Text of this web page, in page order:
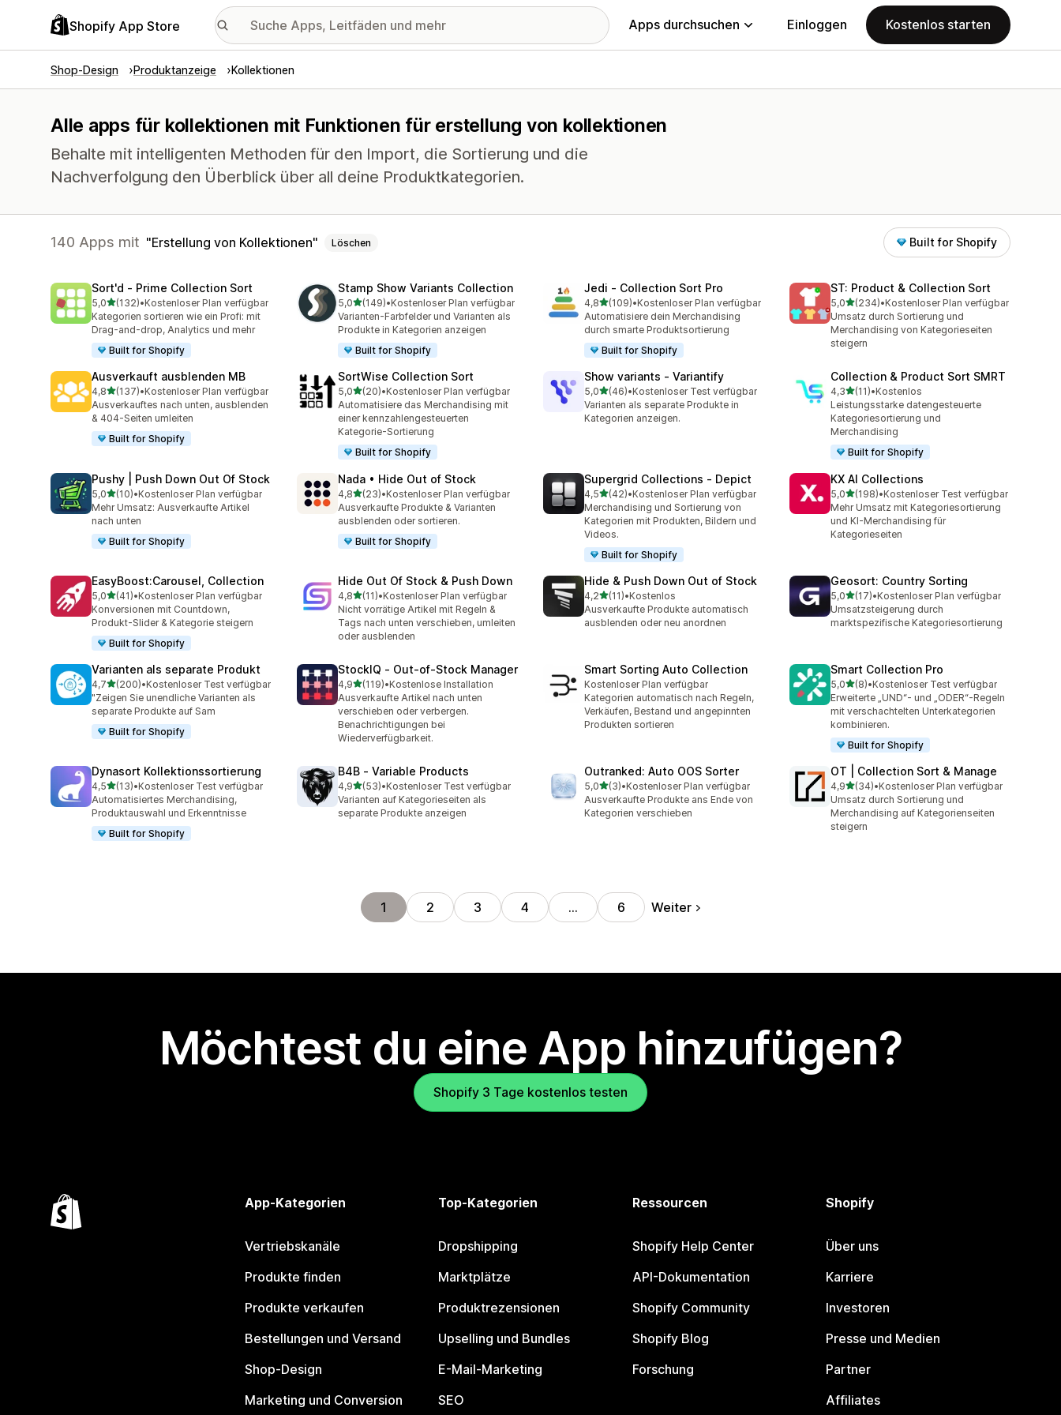
Shopify App Store Apps durchsuchen Einloggen Kostenlos starten
Shop-Design Produktanzeige Kollektionen
Alle apps für kollektionen mit Funktionen für erstellung von kollektionen
Behalte mit intelligenten Methoden für den Import, die Sortierung und die
Nachverfolgung den Überblick über all deine Produktkategorien.
140 Apps mit Erstellung von Kollektionen Löschen Built for Shopify
Sort'd ‑ Prime Collection Sort
5,0von 5 Sternen
(132)
132 Rezensionen insgesamt
•Kostenloser Plan verfügbar
Kategorien sortieren wie ein Profi: mit
Drag-and-drop, Analytics und mehr
Built for Shopify
Stamp Show Variants Collection
5,0von 5 Sternen
(149)
149 Rezensionen insgesamt
•Kostenloser Plan verfügbar
Varianten-Farbfelder und Varianten als
Produkte in Kategorien anzeigen
Built for Shopify
Jedi ‑ Collection Sort Pro
4,8von 5 Sternen
(109)
109 Rezensionen insgesamt
•Kostenloser Plan verfügbar
Automatisiere dein Merchandising
durch smarte Produktsortierung
Built for Shopify
ST: Product & Collection Sort
5,0von 5 Sternen
(234)
234 Rezensionen insgesamt
•Kostenloser Plan verfügbar
Umsatz durch Sortierung und
Merchandising von Kategorieseiten
steigern
Ausverkauft ausblenden MB
4,8von 5 Sternen
(137)
137 Rezensionen insgesamt
•Kostenloser Plan verfügbar
Ausverkauftes nach unten, ausblenden
& 404-Seiten umleiten
Built for Shopify
SortWise Collection Sort
5,0von 5 Sternen
(20)
20 Rezensionen insgesamt
•Kostenloser Plan verfügbar
Automatisiere das Merchandising mit
einer kennzahlengesteuerten
Kategorie-Sortierung
Built for Shopify
Show variants ‑ Variantify
5,0von 5 Sternen
(46)
46 Rezensionen insgesamt
•Kostenloser Test verfügbar
Varianten als separate Produkte in
Kategorien anzeigen.
Collection & Product Sort SMRT
4,3von 5 Sternen
(11)
11 Rezensionen insgesamt
•Kostenlos
Leistungsstarke datengesteuerte
Kategoriesortierung und
Merchandising
Built for Shopify
Pushy | Push Down Out Of Stock
5,0von 5 Sternen
(10)
10 Rezensionen insgesamt
•Kostenloser Plan verfügbar
Mehr Umsatz: Ausverkaufte Artikel
nach unten
Built for Shopify
Nada • Hide Out of Stock
4,8von 5 Sternen
(23)
23 Rezensionen insgesamt
•Kostenloser Plan verfügbar
Ausverkaufte Produkte & Varianten
ausblenden oder sortieren.
Built for Shopify
Supergrid Collections ‑ Depict
4,5von 5 Sternen
(42)
42 Rezensionen insgesamt
•Kostenloser Plan verfügbar
Merchandising und Sortierung von
Kategorien mit Produkten, Bildern und
Videos.
Built for Shopify
KX AI Collections
5,0von 5 Sternen
(198)
198 Rezensionen insgesamt
•Kostenloser Test verfügbar
Mehr Umsatz mit Kategoriesortierung
und KI-Merchandising für
Kategorieseiten
EasyBoost:Carousel, Collection
5,0von 5 Sternen
(41)
41 Rezensionen insgesamt
•Kostenloser Plan verfügbar
Konversionen mit Countdown,
Produkt-Slider & Kategorie steigern
Built for Shopify
Hide Out Of Stock & Push Down
4,8von 5 Sternen
(11)
11 Rezensionen insgesamt
•Kostenloser Plan verfügbar
Nicht vorrätige Artikel mit Regeln &
Tags nach unten verschieben, umleiten
oder ausblenden
Hide & Push Down Out of Stock
4,2von 5 Sternen
(11)
11 Rezensionen insgesamt
•Kostenlos
Ausverkaufte Produkte automatisch
ausblenden oder neu anordnen
Geosort: Country Sorting
5,0von 5 Sternen
(17)
17 Rezensionen insgesamt
•Kostenloser Plan verfügbar
Umsatzsteigerung durch
marktspezifische Kategoriesortierung
Varianten als separate Produkt
4,7von 5 Sternen
(200)
200 Rezensionen insgesamt
•Kostenloser Test verfügbar
"Zeigen Sie unendliche Varianten als
separate Produkte auf Sam
Built for Shopify
StockIQ ‑ Out‑of‑Stock Manager
4,9von 5 Sternen
(119)
119 Rezensionen insgesamt
•Kostenlose Installation
Ausverkaufte Artikel nach unten
verschieben oder verbergen.
Benachrichtigungen bei
Wiederverfügbarkeit.
Smart Sorting Auto Collection
Kostenloser Plan verfügbar
Kategorien automatisch nach Regeln,
Verkäufen, Bestand und angepinnten
Produkten sortieren
Smart Collection Pro
5,0von 5 Sternen
(8)
8 Rezensionen insgesamt
•Kostenloser Test verfügbar
Erweiterte „UND“- und „ODER“-Regeln
mit verschachtelten Unterkategorien
kombinieren.
Built for Shopify
Dynasort Kollektionssortierung
4,5von 5 Sternen
(13)
13 Rezensionen insgesamt
•Kostenloser Test verfügbar
Automatisiertes Merchandising,
Produktauswahl und Erkenntnisse
Built for Shopify
B4B ‑ Variable Products
4,9von 5 Sternen
(53)
53 Rezensionen insgesamt
•Kostenloser Test verfügbar
Varianten auf Kategorieseiten als
separate Produkte anzeigen
Outranked: Auto OOS Sorter
5,0von 5 Sternen
(3)
3 Rezensionen insgesamt
•Kostenloser Plan verfügbar
Ausverkaufte Produkte ans Ende von
Kategorien verschieben
OT | Collection Sort & Manage
4,9von 5 Sternen
(34)
34 Rezensionen insgesamt
•Kostenloser Plan verfügbar
Umsatz durch Sortierung und
Merchandising auf Kategorienseiten
steigern
1 2 3 4 … 6 Weiter
Möchtest du eine App hinzufügen?
Shopify 3 Tage kostenlos testen
App-Kategorien
Vertriebskanäle
Produkte finden
Produkte verkaufen
Bestellungen und Versand
Shop-Design
Marketing und Conversion
Top-Kategorien
Dropshipping
Marktplätze
Produktrezensionen
Upselling und Bundles
E-Mail-Marketing
SEO
Ressourcen
Shopify Help Center
API-Dokumentation
Shopify Community
Shopify Blog
Forschung
Shopify
Über uns
Karriere
Investoren
Presse und Medien
Partner
Affiliates